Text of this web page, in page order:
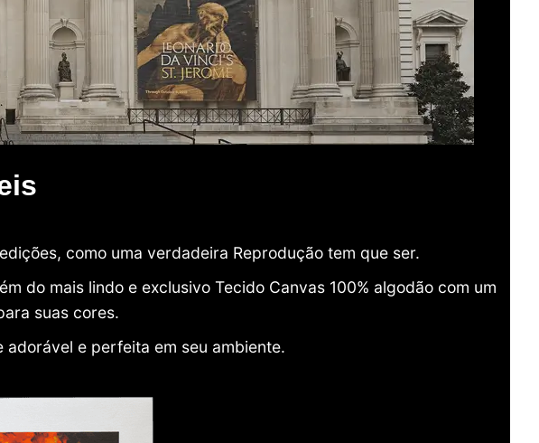
como uma verdadeira Reprodução tem que ser.
do mais lindo e exclusivo Tecido Canvas 100% algodão com um
suas cores.
e perfeita em seu ambiente.